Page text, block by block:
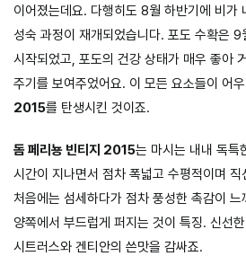
이어졌는데요. 다행히도 8월 하반기에 비가
성숙 과정이 재개되었습니다. 포도 수확은 9
시작되었고, 포도의 건강 상태가 매우 좋아
주기를 보여주었어요. 이 모든 요소들이 어우
2015를 탄생시킨 것이죠.
돔 페리뇽 빈티지 2015는 마시는 내내 독특
시간이 지나면서 점차 폭넓고 수평적이며
처음에는 섬세하다가 점차 풍성한 촉감이 느
양쪽에서 부드럽게 퍼지는 것이 특징. 신선
시트러스와 겐티안의 쓴맛을 감싸죠.